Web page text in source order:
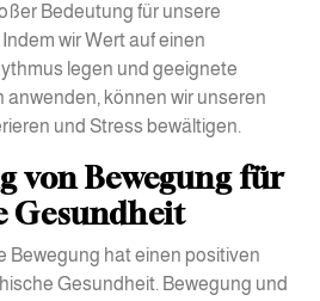
Bedeutung für unsere
wir Wert auf einen
legen und geeignete
können wir unseren
und Stress bewältigen.
von Bewegung für
Gesundheit
Bewegung hat einen positiven
Gesundheit. Bewegung und